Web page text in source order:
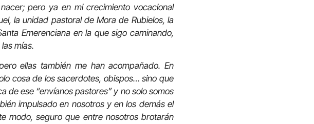
pero ya en mi crecimiento vocacional
la unidad pastoral de Mora de Rubielos, la
Emerenciana en la que sigo caminando,
mías.
ellas también me han acompañado. En
cosa de los sacerdotes, obispos… sino que
de ese “envíanos pastores” y no solo somos
impulsado en nosotros y en los demás el
modo, seguro que entre nosotros brotarán